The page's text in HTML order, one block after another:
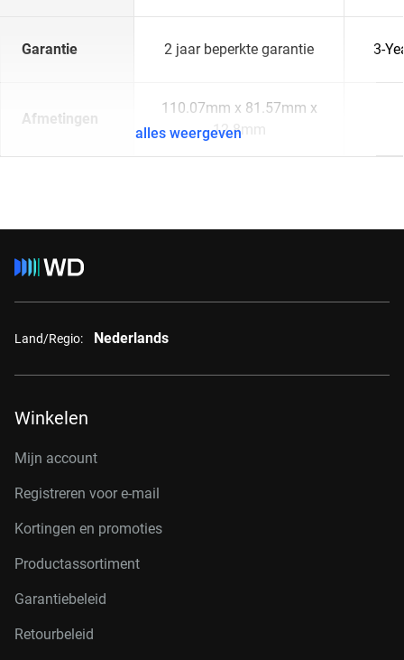
Garantie 2 jaar beperkte garantie 3-
Afmetingen
110.07mm x 81.57mm x
12.8mm
alles weergeven
Land/Regio: Nederlands
Winkelen
Mijn account
Registreren voor e-mail
Kortingen en promoties
Productassortiment
Garantiebeleid
Retourbeleid